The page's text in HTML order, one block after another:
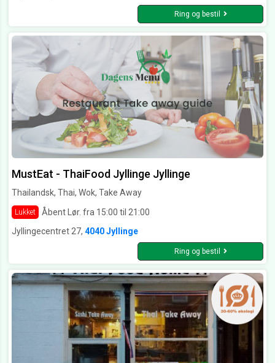
Ring og bestil
MustEat - ThaiFood Jyllinge Jyllinge
Thailandsk, Thai, Wok, Take Away
Lukket
Åbent Lør. fra 15:00 til 21:00
Jyllingecentret 27, 4040 Jyllinge
Ring og bestil